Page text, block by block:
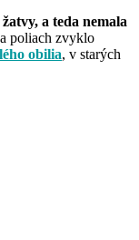
a teda nemala
poliach zvyklo
obilia, v starých